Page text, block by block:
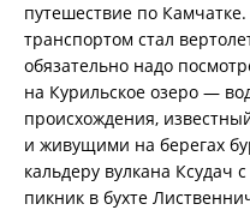
путешествие по
транспортом стал
обязательно надо
на Курильское озеро —
происхождения,
и живущими на берегах
кальдеру вулкана Ксудач
пикник в бухте